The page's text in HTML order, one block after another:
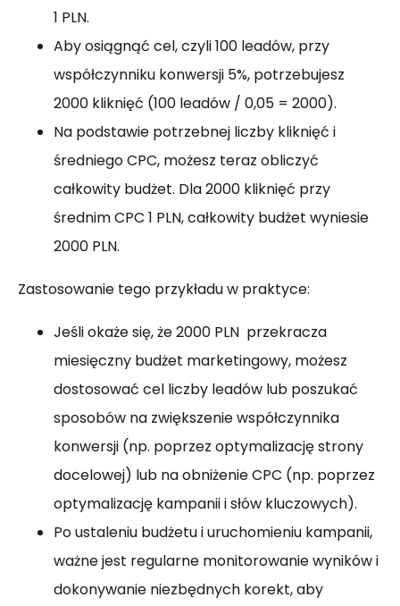
1 PLN.
Aby osiągnąć cel, czyli 100 leadów, przy
współczynniku konwersji 5%, potrzebujesz
2000 kliknięć (100 leadów / 0,05 = 2000).
Na podstawie potrzebnej liczby kliknięć i
średniego CPC, możesz teraz obliczyć
całkowity budżet. Dla 2000 kliknięć przy
średnim CPC 1 PLN, całkowity budżet wyniesie
2000 PLN.
Zastosowanie tego przykładu w praktyce:
Jeśli okaże się, że 2000 PLN przekracza
miesięczny budżet marketingowy, możesz
dostosować cel liczby leadów lub poszukać
sposobów na zwiększenie współczynnika
konwersji (np. poprzez optymalizację strony
docelowej) lub na obniżenie CPC (np. poprzez
optymalizację kampanii i słów kluczowych).
Po ustaleniu budżetu i uruchomieniu kampanii,
ważne jest regularne monitorowanie wyników i
dokonywanie niezbędnych korekt, aby